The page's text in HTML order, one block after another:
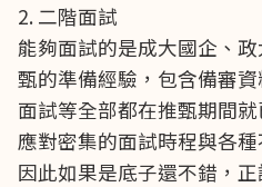
2. 二階面試
能夠面試的是成大國企、
甄的準備經驗，包含備審
面試等全部都在推甄期間
應對密集的面試時程與各
因此如果是底子還不錯，